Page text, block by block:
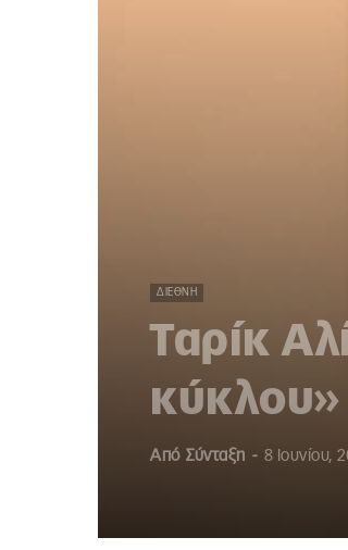
ΔΙΕΘΝΉ
Ταρίκ
κύκλου»
Από Σύνταξη - 8 Ιουνίου,